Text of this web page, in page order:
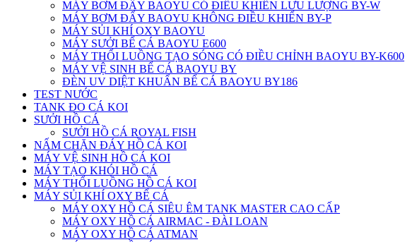
MÁY BƠM ĐẨY BAOYU CÓ ĐIỀU KHIỂN LƯU LƯỢNG BY-W
MÁY BƠM ĐẨY BAOYU KHÔNG ĐIỀU KHIỂN BY-P
MÁY SỦI KHÍ OXY BAOYU
MÁY SƯỞI BỂ CÁ BAOYU E600
MÁY THỔI LUỒNG TẠO SÓNG CÓ ĐIỀU CHỈNH BAOYU BY-K600
MÁY VỆ SINH BỂ CÁ BAOYU BY
ĐÈN UV DIỆT KHUẨN BỂ CÁ BAOYU BY186
TEST NƯỚC
TANK ĐO CÁ KOI
SƯỞI HỒ CÁ
SƯỞI HỒ CÁ ROYAL FISH
NẤM CHẶN ĐÁY HỒ CÁ KOI
MÁY VỆ SINH HỒ CÁ KOI
MÁY TẠO KHÓI HỒ CÁ
MÁY THỔI LUỒNG HỒ CÁ KOI
MÁY SỦI KHÍ OXY BỂ CÁ
MÁY OXY HỒ CÁ SIÊU ÊM TANK MASTER CAO CẤP
MÁY OXY HỒ CÁ AIRMAC - ĐÀI LOAN
MÁY OXY HỒ CÁ ATMAN